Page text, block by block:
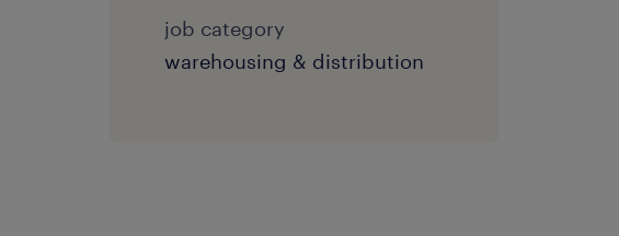
job category
warehousing & distribution